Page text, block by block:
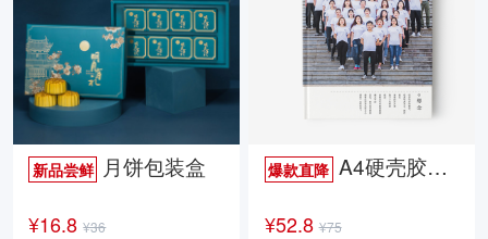
新品尝鲜 月饼包装盒
¥16.8 ¥36
爆款直降A4硬壳胶装照片书34p哑膜
¥52.8 ¥75